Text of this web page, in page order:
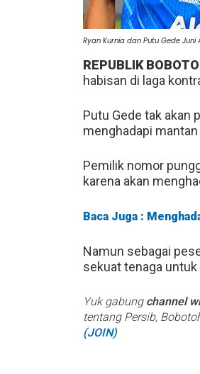
Ryan Kurnia dan Putu Gede
REPUBLIK
habisan di laga
Putu Gede tak akan
menghadapi
Pemilik nomor
karena akan
Baca Juga :
Namun sebagai
sekuat tenaga
Yuk gabung channel
tentang Persib,
(JOIN)